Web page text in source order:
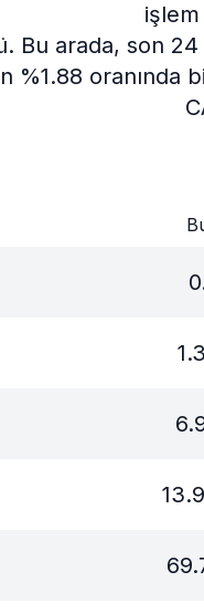
işlem
Bu arada, son
oranında